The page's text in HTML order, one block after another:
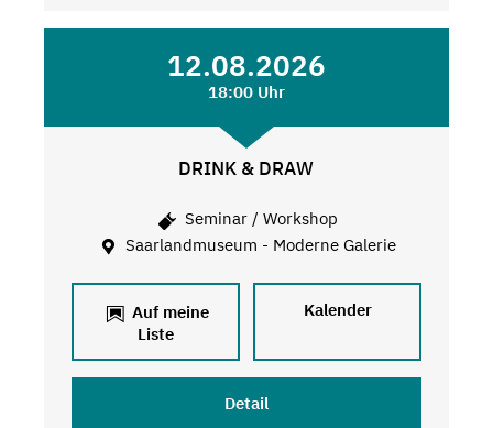
12.08.2026
18:00 Uhr
DRINK & DRAW
Seminar / Workshop
Saarlandmuseum - Moderne Galerie
Auf meine
Liste
Kalender
Detail